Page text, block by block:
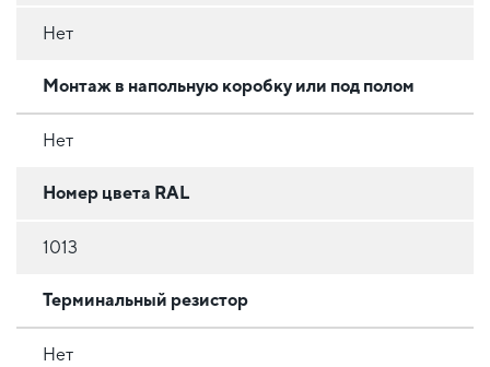
Нет
Монтаж в напольную коробку или под полом
Нет
Номер цвета RAL
1013
Терминальный резистор
Нет